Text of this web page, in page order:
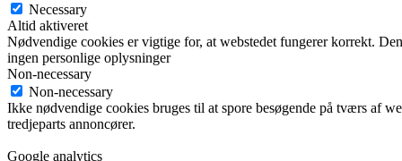
Necessary
Altid aktiveret
Nødvendige cookies er vigtige for, at webstedet fungerer korrekt.
ingen personlige oplysninger
Non-necessary
Non-necessary
Ikke nødvendige cookies bruges til at spore besøgende på tværs af
tredjeparts annoncører.
Google analytics